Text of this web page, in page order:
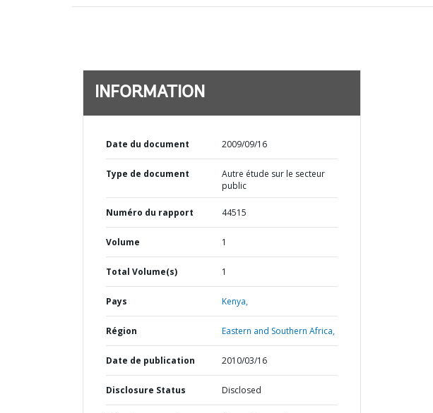
INFORMATION
Date du document 2009/09/16
Type de document
Autre étude sur le secteur
public
Numéro du rapport 44515
Volume 1
Total Volume(s) 1
Pays Kenya,
Région Eastern and Southern Africa,
Date de publication 2010/03/16
Disclosure Status Disclosed